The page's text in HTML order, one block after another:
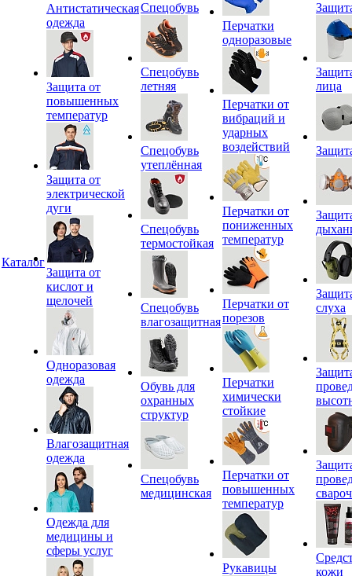
Каталог
Антистатическая
одежда
Защита от
повышенных
температур
Защита от
электрической
дуги
Защита от
кислот и
щелочей
Одноразовая
одежда
Влагозащитная
одежда
Одежда для
медицины и
сферы услуг
Спецобувь
Спецобувь
летняя
Спецобувь
утеплённая
Спецобувь
термостойкая
Спецобувь
влагозащитная
Обувь для
охранных
структур
Спецобувь
медицинская
Перчатки
одноразовые
Перчатки от
вибраций и
ударных
воздействий
Перчатки от
пониженных
температур
Перчатки от
порезов
Перчатки
химически
стойкие
Перчатки от
повышенных
температур
Рукавицы
лица
слуха
кожи